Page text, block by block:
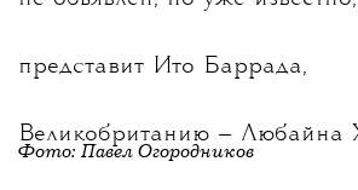
представит Ито Баррада,
Великобританию — Любайна
Фото: Павел Огородников